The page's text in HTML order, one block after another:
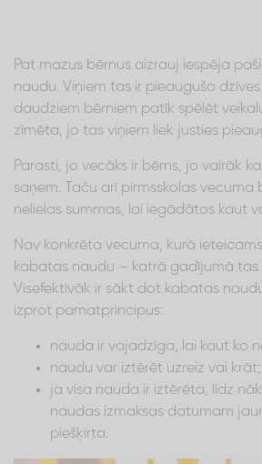
Pat mazus bērnus aizrauj iespēja
naudu. Viņiem tas ir pieaugušo
daudziem bērniem patīk spēlēt
zīmēta, jo tas viņiem liek justies
Parasti, jo vecāks ir bērns, jo vairāk
saņem. Taču arī pirmsskolas vecuma
nelielas summas, lai iegādātos kaut
Nav konkrēta vecuma, kurā
kabatas naudu – katrā gadījumā tas
Visefektīvāk ir sākt dot kabatas
izprot pamatprincipus:
nauda ir vajadzīga, lai kaut ko
naudu var iztērēt uzreiz vai krāt;
ja visa nauda ir iztērēta, līdz
naudas izmaksas datumam
piešķirta.